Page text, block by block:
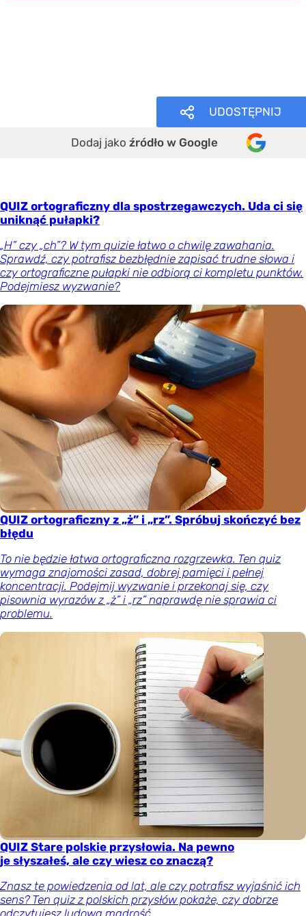
UDOSTĘPNIJ
Dodaj jako źródło w Google
QUIZ ortograficzny dla spostrzegawczych. Uda ci się
uniknąć pułapki?
„H” czy „ch”? W tym quizie łatwo o chwilę zawahania.
Sprawdź, czy potrafisz bezbłędnie zapisać trudne słowa i
czy ortograficzne pułapki nie odbiorą ci kompletu punktów.
Podejmiesz wyzwanie?
QUIZ ortograficzny z „ż” i „rz”. Spróbuj skończyć bez
błędu
To nie będzie łatwa ortograficzna rozgrzewka. Ten quiz
wymaga znajomości zasad, dobrej pamięci i pełnej
koncentracji. Podejmij wyzwanie i przekonaj się, czy
pisownia wyrazów z „ż” i „rz” naprawdę nie sprawia ci
problemu.
QUIZ Stare polskie przysłowia. Na pewno
je słyszałeś, ale czy wiesz co znaczą?
Znasz te powiedzenia od lat, ale czy potrafisz wyjaśnić ich
sens? Ten quiz z polskich przysłów pokaże, czy dobrze
odczytujesz ludową mądrość.